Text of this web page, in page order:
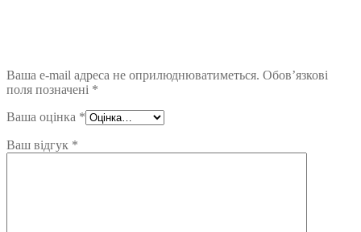
Ваша e-mail адреса не оприлюднюватиметься. Обов’язкові
поля позначені *
Ваша оцінка *
Ваш відгук *